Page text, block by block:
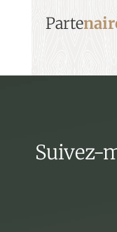
Parte
Suivez-